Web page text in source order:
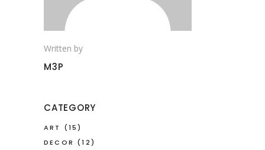
Written by
M3P
CATEGORY
ART
(15)
DECOR (12)